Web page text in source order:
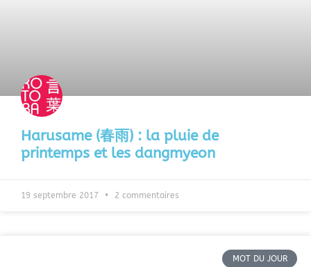
Harusame (春雨) : la pluie de
printemps et les dangmyeon
19 septembre 2017 2 commentaires
MOT DU JOUR